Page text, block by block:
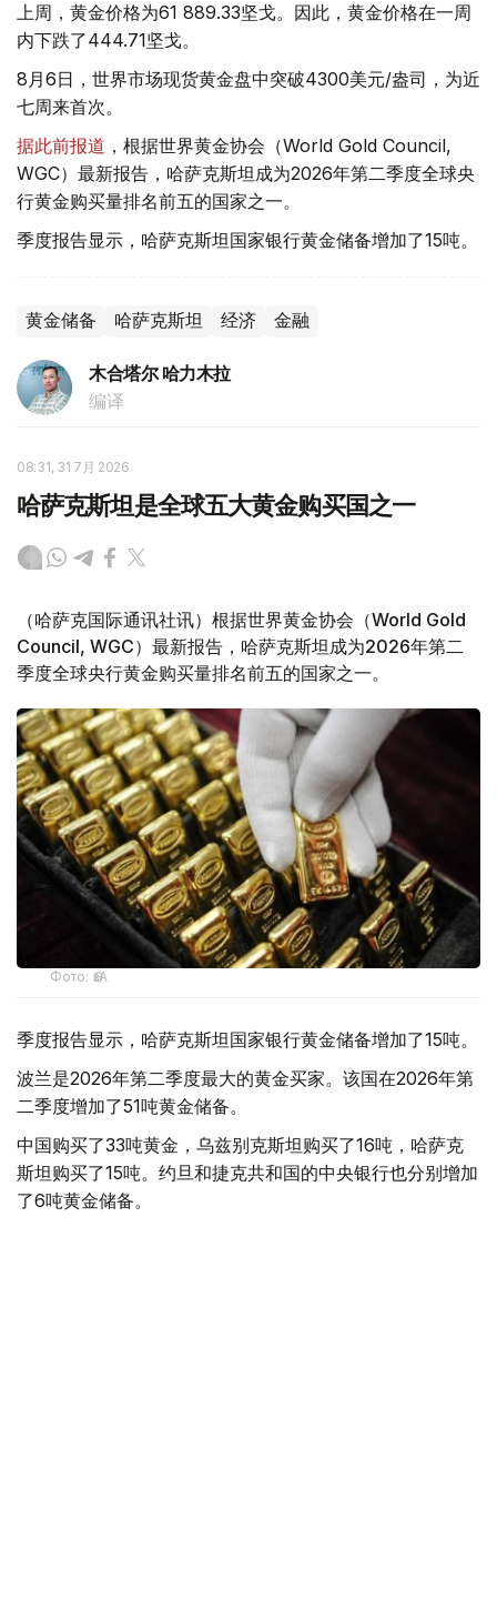
上周，黄金价格为61 889.33坚戈。因此，黄金价格在一周
内下跌了444.71坚戈。
8月6日，世界市场现货黄金盘中突破4300美元/盎司，为近
七周来首次。
据此前报道 ，根据世界黄金协会（World Gold Council,
WGC）最新报告，哈萨克斯坦成为2026年第二季度全球央
行黄金购买量排名前五的国家之一。
季度报告显示，哈萨克斯坦国家银行黄金储备增加了15吨。
黄金储备 哈萨克斯坦 经济 金融
木合塔尔 哈力木拉
编译
08:31, 31 7月 2026
哈萨克斯坦是全球五大黄金购买国之一
（哈萨克国际通讯社讯）根据世界黄金协会（World Gold
Council, WGC）最新报告，哈萨克斯坦成为2026年第二
季度全球央行黄金购买量排名前五的国家之一。
Фото: ӨзА
季度报告显示，哈萨克斯坦国家银行黄金储备增加了15吨。
波兰是2026年第二季度最大的黄金买家。该国在2026年第
二季度增加了51吨黄金储备。
中国购买了33吨黄金，乌兹别克斯坦购买了16吨，哈萨克
斯坦购买了15吨。约旦和捷克共和国的中央银行也分别增加
了6吨黄金储备。